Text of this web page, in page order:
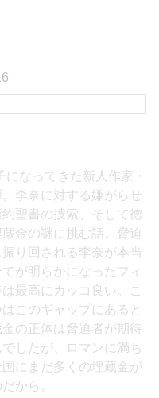
になってきた新人作家・
李奈に対する嫌がらせ
聖書の捜索、そして徳
金の謎に挑む話。脅迫
り回される李奈が本当
が明らかになったフィ
最高にカッコ良い。こ
このギャップにあると
の正体は脅迫者が期待
したが、ロマンに満ち
にまだ多くの埋蔵金が
から。